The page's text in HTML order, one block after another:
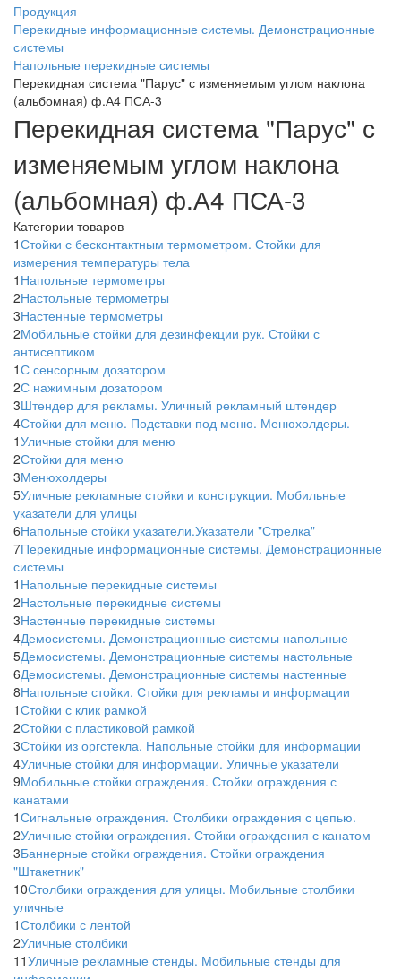
Продукция
Перекидные информационные системы. Демонстрационные
системы
Напольные перекидные системы
Перекидная система "Парус" с изменяемым углом наклона
(альбомная) ф.А4 ПСА-3
Перекидная система "Парус" с
изменяемым углом наклона
(альбомная) ф.А4 ПСА-3
Категории товаров
1Стойки с бесконтактным термометром. Стойки для
измерения температуры тела
1 Напольные термометры
2Настольные термометры
3Настенные термометры
2Мобильные стойки для дезинфекции рук. Стойки с
антисептиком
1С сенсорным дозатором
2С нажимным дозатором
3Штендер для рекламы. Уличный рекламный штендер
4Стойки для меню. Подставки под меню. Менюхолдеры.
1Уличные стойки для меню
2Стойки для меню
3Менюхолдеры
5Уличные рекламные стойки и конструкции. Мобильные
указатели для улицы
6Напольные стойки указатели.Указатели "Стрелка"
7Перекидные информационные системы. Демонстрационные
системы
1 Напольные перекидные системы
2Настольные перекидные системы
3Настенные перекидные системы
4Демосистемы. Демонстрационные системы напольные
5Демосистемы. Демонстрационные системы настольные
6Демосистемы. Демонстрационные системы настенные
8Напольные стойки. Стойки для рекламы и информации
1Стойки с клик рамкой
2Стойки с пластиковой рамкой
3Стойки из оргстекла. Напольные стойки для информации
4Уличные стойки для информации. Уличные указатели
9Мобильные стойки ограждения. Стойки ограждения с
канатами
1Сигнальные ограждения. Столбики ограждения с цепью.
2Уличные стойки ограждения. Стойки ограждения с канатом
3Баннерные стойки ограждения. Стойки ограждения
"Штакетник"
10Столбики ограждения для улицы. Мобильные столбики
уличные
1Столбики с лентой
2Уличные столбики
11Уличные рекламные стенды. Мобильные стенды для